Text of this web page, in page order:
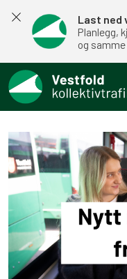
Last ned
Planlegg,
og samme